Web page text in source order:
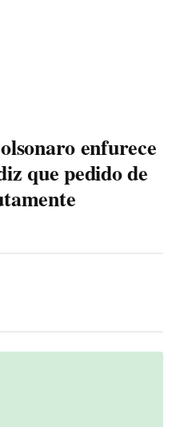
enfurece
que pedido de